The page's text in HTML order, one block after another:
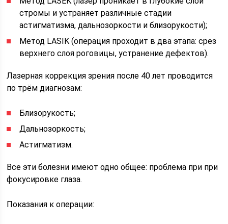
стромы и устраняет различные стадии
астигматизма, дальнозоркости и близорукости);
Метод LASIK (операция проходит в два этапа: срез
верхнего слоя роговицы, устранение дефектов).
Лазерная коррекция зрения после 40 лет проводится
по трём диагнозам:
Близорукость;
Дальнозоркость;
Астигматизм.
Все эти болезни имеют одно общее: проблема при при
фокусировке глаза.
Показания к операции: